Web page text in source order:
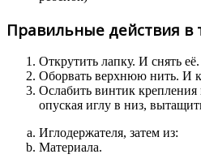
Правильные действия в
Открутить лапку. И снять её.
Оборвать верхнюю нить. И
Ослабить винтик
опуская иглу в низ,
Иглодержателя, затем из:
Материала.